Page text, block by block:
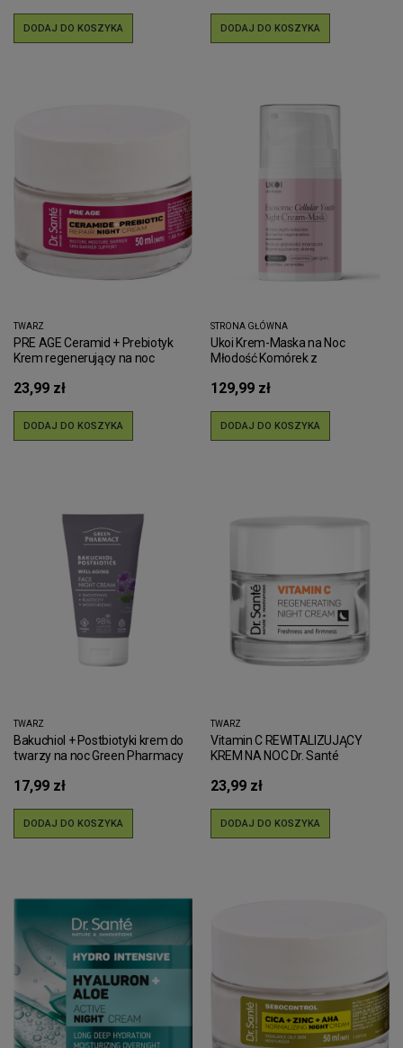
DODAJ DO KOSZYKA DODAJ DO KOSZYKA
TWARZ
PRE AGE Ceramid + Prebiotyk
Krem regenerujący na noc
23,99 zł
DODAJ DO KOSZYKA
STRONA GŁÓWNA
Ukoi Krem-Maska na Noc
Młodość Komórek z
129,99 zł
DODAJ DO KOSZYKA
TWARZ
Bakuchiol + Postbiotyki krem do
twarzy na noc Green Pharmacy
17,99 zł
DODAJ DO KOSZYKA
TWARZ
Vitamin C REWITALIZUJĄCY
KREM NA NOC Dr. Santé
23,99 zł
DODAJ DO KOSZYKA